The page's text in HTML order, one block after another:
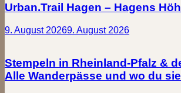
Urban.Trail Hagen – Hagens
9. August 20269. August 2026
Stempeln in Rheinland-Pfalz &
Alle Wanderpässe und wo du